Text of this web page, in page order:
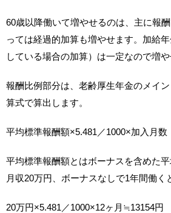
60歳以降働いて増やせるのは、主に報
っては経過的加算も増やせます。加給
している場合の加算）は一定なので増や
報酬比例部分は、老齢厚生年金のメイ
算式で算出します。
平均標準報酬額×5.481／1000×加入月数
平均標準報酬額とはボーナスを含めた平
月収20万円、ボーナスなしで1年間働く
20万円×5.481／1000×12ヶ月≒13154円